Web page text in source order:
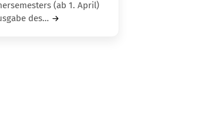
(ab 1. April)
des…